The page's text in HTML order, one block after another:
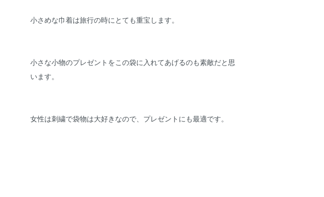
小さめな巾着は旅行の時にとても重宝します。
小さな小物のプレゼントをこの袋に入れてあげるのも素敵だと思
います。
女性は刺繍で袋物は大好きなので、プレゼントにも最適です。